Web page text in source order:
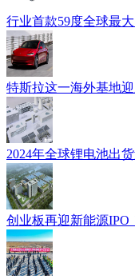
行业首款59度全球最
特斯拉这一海外基地
2024年全球锂电池出
创业板再迎新能源IPO